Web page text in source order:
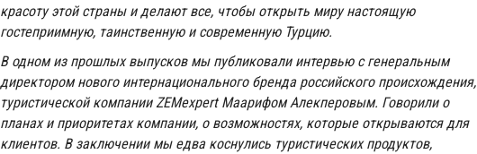
красоту этой страны и делают все, чтобы открыть миру настоящую
гостеприимную, таинственную и современную Турцию.
В одном из прошлых выпусков мы публиковали интервью с генеральным
директором нового интернационального бренда российского происхождения,
туристической компании ZEMexpert Маарифом Алекперовым. Говорили о
планах и приоритетах компании, о возможностях, которые открываются для
клиентов. В заключении мы едва коснулись туристических продуктов,